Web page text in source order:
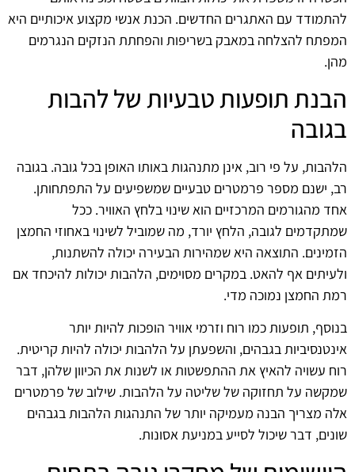
להתמודד עם האתגרים החדשים. הכנת אנשי מקצוע איכותיים היא
המפתח להצלחה במאבק בשריפות והפחתת הנזקים הנגרמים
מהן.
הבנת תופעות טבעיות של להבות
בגובה
הלהבות, על פי רוב, אינן מתנהגות באותו האופן בכל גובה. בגובה
רב, ישנם מספר פרמטרים טבעיים שמשפיעים על התפתחותן.
אחד מהגורמים המרכזיים הוא שינוי בלחץ האוויר. ככל
שמתקדמים לגובה, הלחץ יורד, מה שמוביל לשינוי באחוזי החמצן
הזמינים. התוצאה היא שמהירות הבעירה יכולה להשתנות,
ולעיתים אף להאט. במקרים מסוימים, הלהבות יכולות להיכחד אם
רמת החמצן נמוכה מדי.
בנוסף, תופעות כמו רוח וזרמי אוויר הופכות להיות יותר
אינטנסיביות בגבהים, והשפעתן על הלהבות יכולה להיות קריטית.
רוח עשויה להאיץ את ההתפשטות או לשנות את הכיוון שלהן, דבר
שמקשה על תחזוקה של שליטה על הלהבות. שילוב של פרמטרים
אלה מצריך הבנה מעמיקה יותר של התנהגות הלהבות בגבהים
שונים, דבר שיכול לסייע במניעת אסונות.